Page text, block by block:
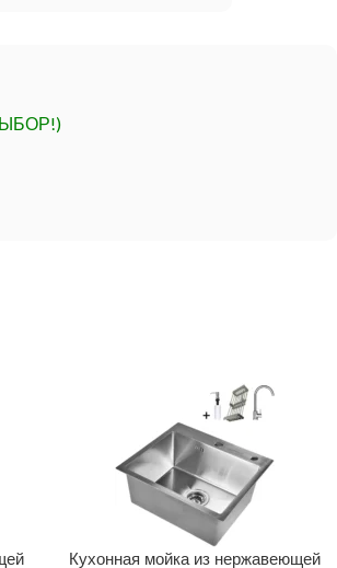
Кухонная мойка из нержавеющей